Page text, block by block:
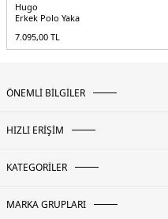
Hugo
Erkek Polo Yaka
7.095,00 TL
ÖNEMLİ BİLGİLER
HIZLI ERİŞİM
KATEGORİLER
MARKA GRUPLARI